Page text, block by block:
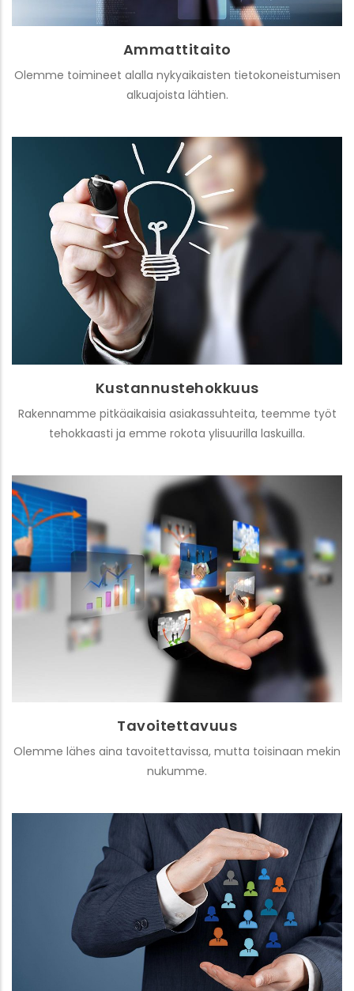
Ammattitaito
Olemme toimineet alalla nykyaikaisten tietokoneistumisen
alkuajoista lähtien.
Kustannustehokkuus
Rakennamme pitkäaikaisia asiakassuhteita, teemme työt
tehokkaasti ja emme rokota ylisuurilla laskuilla.
Kustannustehokkuus
Osaamalla asiat emme käytä aikaa turhuuksiin. Näin
et maksa turhasta.
Tavoitettavuus
Olemme lähes aina tavoitettavissa, mutta toisinaan mekin
nukumme.
Tavoitettavuus
Meidät saa kiinni useaa eri kanavaa kautta ja
reagoimme nopeasti.
24/7 Palvelut
Reagoimme nopeasti asiakkaiden pyyntöihin.